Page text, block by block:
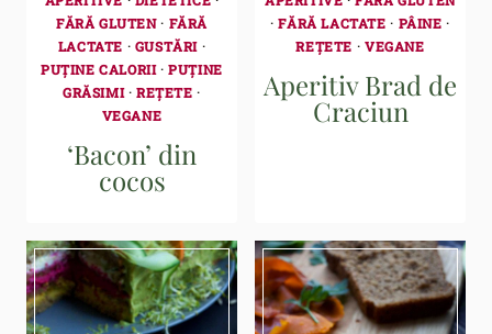
FĂRĂ GLUTEN· FĂRĂ
LACTATE · GUSTĂRI ·
PUȚINE CALORII·PUȚINE
GRĂSIMI·REȚETE ·
VEGANE
‘Bacon’ din
cocos
·FĂRĂ LACTATE · PÂINE ·
REȚETE · VEGANE
Aperitiv Brad de
Craciun